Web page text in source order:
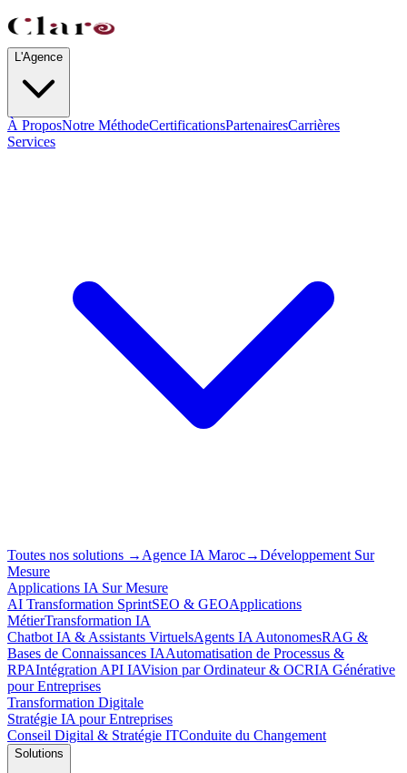
L'Agence
À ProposNotre MéthodeCertificationsPartenairesCarrières
Services
Toutes nos solutions → Agence IA Maroc→Développement Sur
Mesure
Applications IA Sur Mesure
AI Transformation SprintSEO & GEOApplications
MétierTransformation IA
Chatbot IA & Assistants VirtuelsAgents IA AutonomesRAG &
Bases de Connaissances IAAutomatisation de Processus &
RPAIntégration API IAVision par Ordinateur & OCRIA Générative
pour Entreprises
Transformation Digitale
Stratégie IA pour Entreprises
Conseil Digital & Stratégie ITConduite du Changement
Solutions